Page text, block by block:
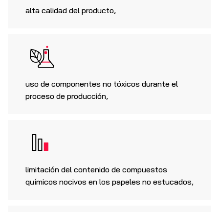
alta calidad del producto,
uso de componentes no tóxicos durante el
proceso de producción,
limitación del contenido de compuestos
químicos nocivos en los papeles no estucados,